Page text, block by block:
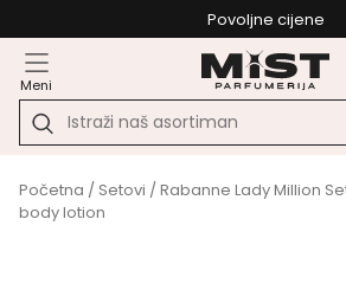
Povoljne cijene
Meni
Početna / Setovi / Rabanne Lady Million
body lotion